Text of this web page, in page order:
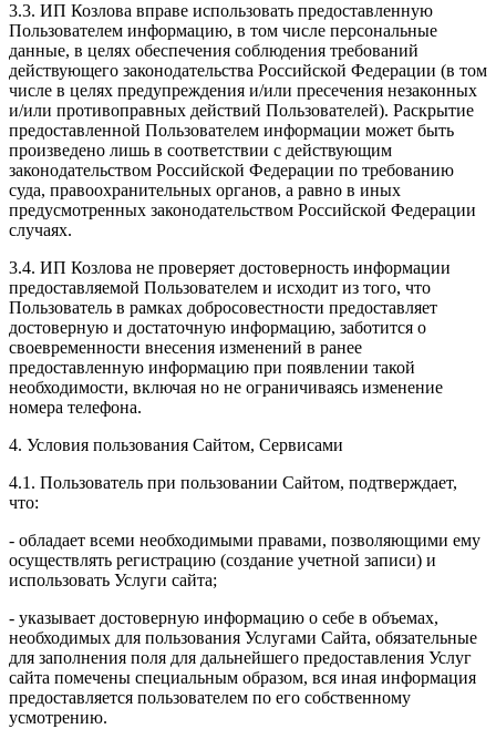
3.3. ИП Козлова вправе использовать предоставленную
Пользователем информацию, в том числе персональные
данные, в целях обеспечения соблюдения требований
действующего законодательства Российской Федерации (в том
числе в целях предупреждения и/или пресечения незаконных
и/или противоправных действий Пользователей). Раскрытие
предоставленной Пользователем информации может быть
произведено лишь в соответствии с действующим
законодательством Российской Федерации по требованию
суда, правоохранительных органов, а равно в иных
предусмотренных законодательством Российской Федерации
случаях.
3.4. ИП Козлова не проверяет достоверность информации
предоставляемой Пользователем и исходит из того, что
Пользователь в рамках добросовестности предоставляет
достоверную и достаточную информацию, заботится о
своевременности внесения изменений в ранее
предоставленную информацию при появлении такой
необходимости, включая но не ограничиваясь изменение
номера телефона.
4. Условия пользования Сайтом, Сервисами
4.1. Пользователь при пользовании Сайтом, подтверждает,
что:
- обладает всеми необходимыми правами, позволяющими ему
осуществлять регистрацию (создание учетной записи) и
использовать Услуги сайта;
- указывает достоверную информацию о себе в объемах,
необходимых для пользования Услугами Сайта, обязательные
для заполнения поля для дальнейшего предоставления Услуг
сайта помечены специальным образом, вся иная информация
предоставляется пользователем по его собственному
усмотрению.